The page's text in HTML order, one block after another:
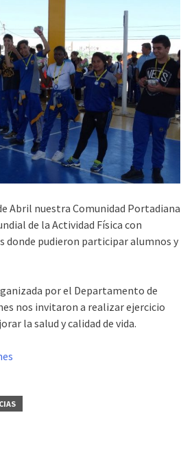
Abril nuestra Comunidad Portadiana
de la Actividad Física con
donde pudieron participar alumnos y
por el Departamento de
nos invitaron a realizar ejercicio
la salud y calidad de vida.